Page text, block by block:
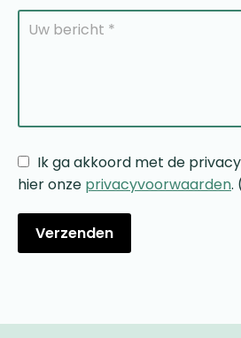
Ik ga akkoord met de
hier onze privacyvoorwaarden.